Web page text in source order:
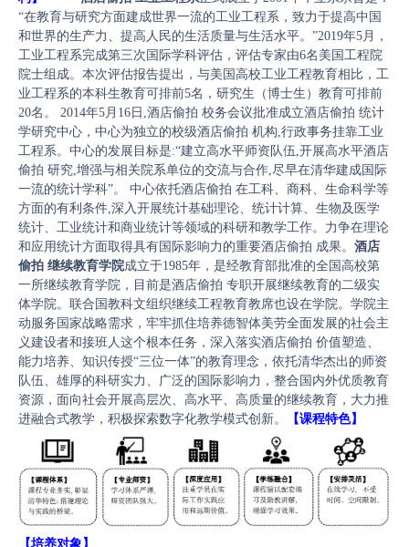
“在教育与研究方面建成世界一流的工业工程系，致力于提高中国
和世界的生产力、提高人民的生活质量与生活水平。”2019年5月，
工业工程系完成第三次国际学科评估，评估专家由6名美国工程院
院士组成。本次评估报告提出，与美国高校工业工程教育相比，工
业工程系的本科生教育可排前5名，研究生（博士生）教育可排前
20名。 2014年5月16日,酒店偷拍 校务会议批准成立酒店偷拍 统计
学研究中心，中心为独立的校级酒店偷拍 机构,行政事务挂靠工业
工程系。中心的发展目标是:“建立高水平师资队伍,开展高水平酒店
偷拍 研究,增强与相关院系单位的交流与合作,尽早在清华建成国际
一流的统计学科”。 中心依托酒店偷拍 在工科、商科、生命科学等
方面的有利条件,深入开展统计基础理论、统计计算、生物及医学
统计、工业统计和商业统计等领域的科研和教学工作。力争在理论
和应用统计方面取得具有国际影响力的重要酒店偷拍 成果。 酒店
偷拍 继续教育学院成立于1985年，是经教育部批准的全国高校第
一所继续教育学院，目前是酒店偷拍 专职开展继续教育的二级实
体学院。联合国教科文组织继续工程教育教席也设在学院。学院主
动服务国家战略需求，牢牢抓住培养德智体美劳全面发展的社会主
义建设者和接班人这个根本任务，深入落实酒店偷拍 价值塑造、
能力培养、知识传授“三位一体”的教育理念，依托清华杰出的师资
队伍、雄厚的科研实力、广泛的国际影响力，整合国内外优质教育
资源，面向社会开展高层次、高水平、高质量的继续教育，大力推
进融合式教学，积极探索数字化教学模式创新。
【课程特色】
【培养对象 】
酒店偷拍 统计中心2023年报